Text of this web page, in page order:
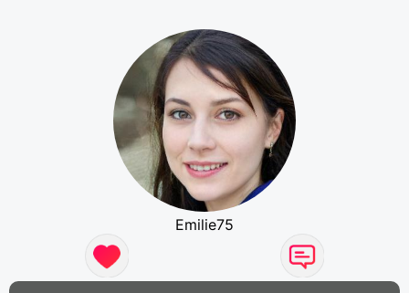
Emilie75